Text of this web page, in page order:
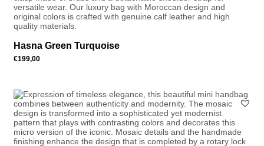
Hasna Green Turquoise
€199,00